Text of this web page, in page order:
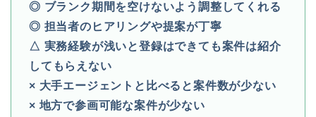
◎ ブランク期間を空けないよう調整してくれる
◎ 担当者のヒアリングや提案が丁寧
△ 実務経験が浅いと登録はできても案件は紹介
してもらえない
× 大手エージェントと比べると案件数が少ない
× 地方で参画可能な案件が少ない